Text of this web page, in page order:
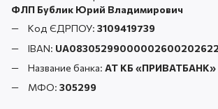
ФЛП Бублик Юрий Владимирович
Код ЄДРПОУ: 3109419739
IBAN:
Название банка: АТ КБ «ПРИВАТБАНК»
МФО: 305299